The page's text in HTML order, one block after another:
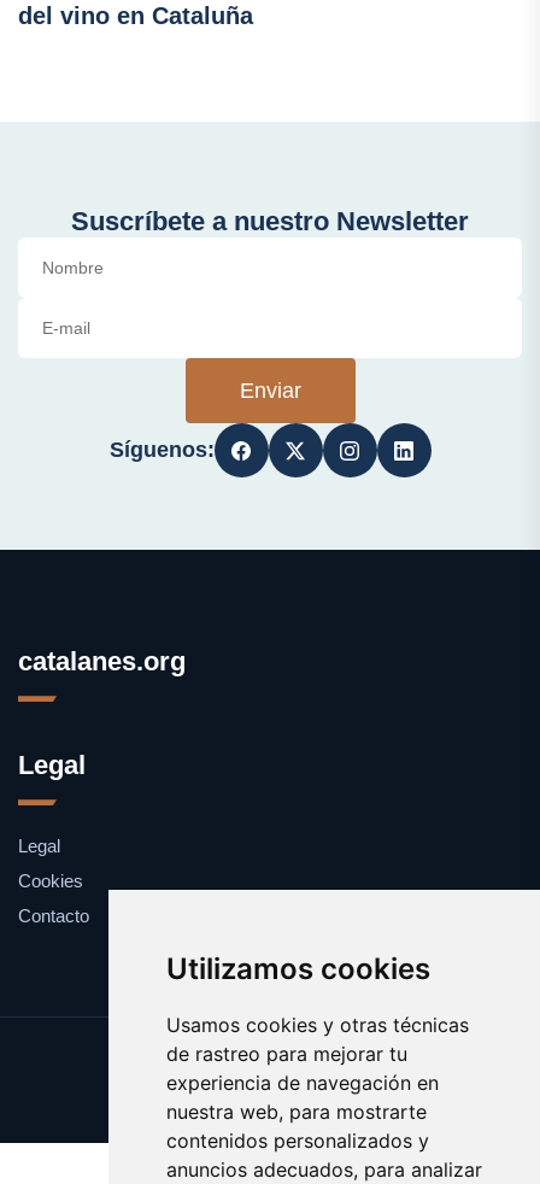
Utilizamos cookies
Usamos cookies y otras técnicas
de rastreo para mejorar tu
experiencia de navegación en
nuestra web, para mostrarte
contenidos personalizados y
anuncios adecuados, para analizar
del vino en Cataluña
Suscríbete a nuestro Newsletter
Enviar
Síguenos:
catalanes.org
Legal
Legal
Cookies
Contacto
Update cookies preferences
Copyright © 2025 catalanes.org